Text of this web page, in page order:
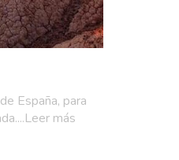
España, para
más